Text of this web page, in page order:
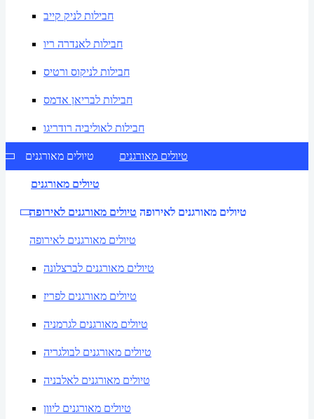
חבילות לניק קייב
חבילות לאנדרה ריו
חבילות לניקוס ורטיס
חבילות לבריאן אדמס
חבילות לאוליביה רודריגו
טיולים מאורגנים טיולים מאורגנים
טיולים מאורגנים
טיולים מאורגנים לאירופה טיולים מאורגנים לאירופה
טיולים מאורגנים לאירופה
טיולים מאורגנים לברצלונה
טיולים מאורגנים לפריז
טיולים מאורגנים לגרמניה
טיולים מאורגנים לבולגריה
טיולים מאורגנים לאלבניה
טיולים מאורגנים ליוון